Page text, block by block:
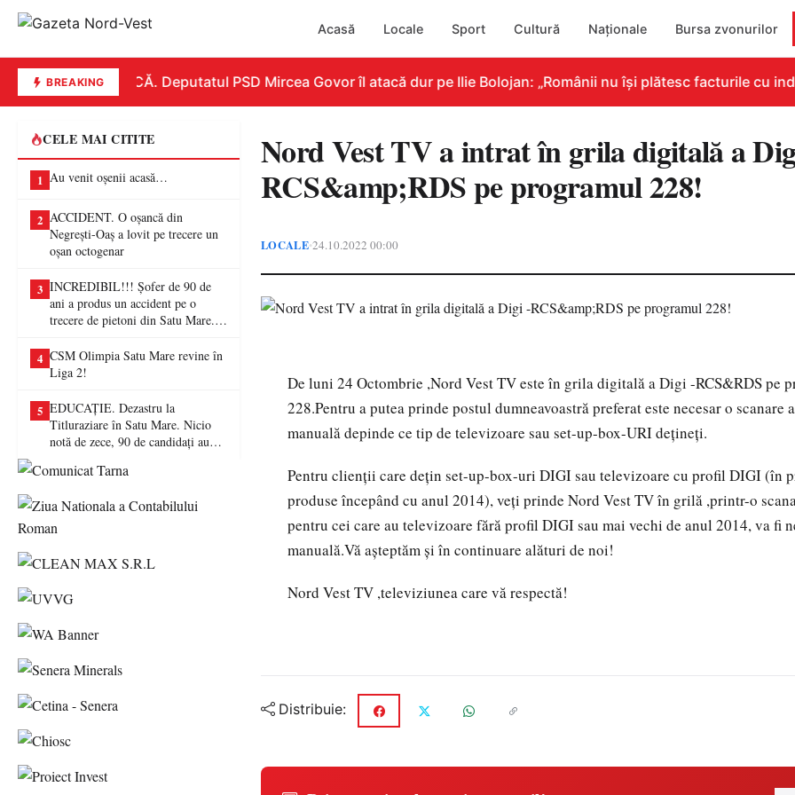
Acasă Locale Sport Cultură Naționale Bursa zvonurilor
BREAKINGREPLICĂ. Deputatul PSD Mircea Govor îl atacă dur pe Ilie Bolojan: „Românii nu își plătesc facturile cu
CELE MAI CITITE
1 Au venit oșenii acasă…
2 ACCIDENT. O oșancă din
Negrești-Oaș a lovit pe trecere un
oșan octogenar
3 INCREDIBIL!!! Șofer de 90 de
ani a produs un accident pe o
trecere de pietoni din Satu Mare. O
4 CSM Olimpia Satu Mare revine în
Liga 2!
5 EDUCAȚIE. Dezastru la
Titluraziare în Satu Mare. Nicio
notă de zece, 90 de candidați au
Nord Vest TV a intrat în grila digitală a
RCS&amp;RDS pe programul 228!
LOCALE•24.10.2022 00:00
De luni 24 Octombrie ,Nord Vest TV este în grila digitală a Digi -RCS&RDS pe
228.Pentru a putea prinde postul dumneavoastră preferat este necesar o scanare
manuală depinde ce tip de televizoare sau set-up-box-URI dețineți.
Pentru clienții care dețin set-up-box-uri DIGI sau televizoare cu profil DIGI (în
produse începând cu anul 2014), veți prinde Nord Vest TV în grilă ,printr-o
pentru cei care au televizoare fără profil DIGI sau mai vechi de anul 2014, va fi
manuală.Vă așteptăm și în continuare alături de noi!
Nord Vest TV ,televiziunea care vă respectă!
Distribuie: